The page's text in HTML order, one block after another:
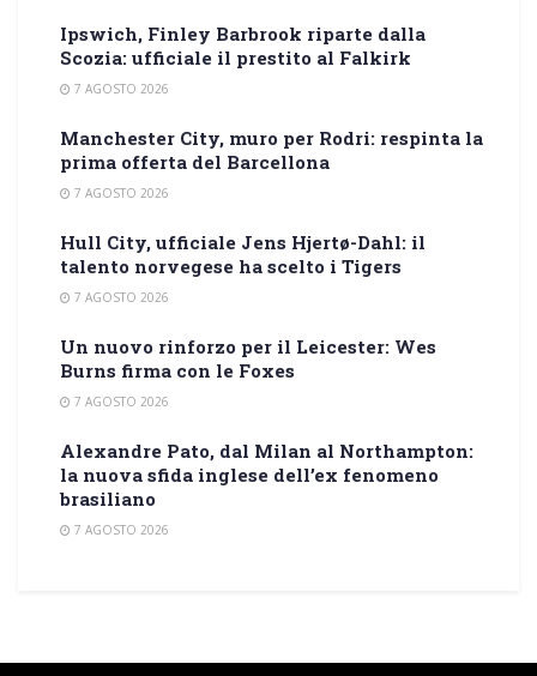
Ipswich, Finley Barbrook riparte dalla
Scozia: ufficiale il prestito al Falkirk
7 AGOSTO 2026
Manchester City, muro per Rodri: respinta la
prima offerta del Barcellona
7 AGOSTO 2026
Hull City, ufficiale Jens Hjertø-Dahl: il
talento norvegese ha scelto i Tigers
7 AGOSTO 2026
Un nuovo rinforzo per il Leicester: Wes
Burns firma con le Foxes
7 AGOSTO 2026
Alexandre Pato, dal Milan al Northampton:
la nuova sfida inglese dell’ex fenomeno
brasiliano
7 AGOSTO 2026